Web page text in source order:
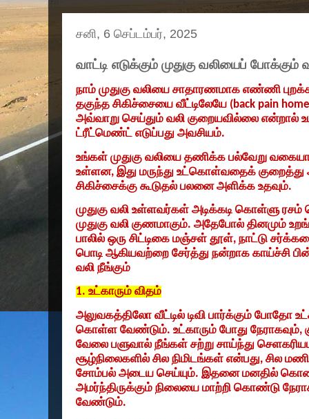
சனி, 6 செப்டம்பர், 2025
வாட்டி எடுக்கும் முதுகு வலியைப் போக்கும்
நாம் முதுகு வலியை சாதாரணமாக எண்ணி
தகுந்த சிகிச்சையை வீட்டிலேயே (back pain
அவ்வாறு செய்தும் வலி குறையவில்லை என்றால்
ட்ரீட்மெண்ட் எடுப்பது அவசியம்.
உங்கள் முதுகு வலியை தணிக்க பல்வேறு
உள்ளன, இது மருந்து உட்கொள்வதைக் குறைத்து
சிகிச்சைக்கு கூடுதல் பலனை அளிக்க உதவும்.
முதுகு வலி உள்ளவர்கள் அடிக்கடி கொள்ளு ரசம்
முதுகு வலி குணமாகும். அதேபோல் தினமும்
பாலில் ஒரு சிட்டிகை மஞ்சள் தூள், நாட்டு
பொடி ஆகியவற்றை சேர்த்து நன்றாக காய்ச்சி
வலி நீங்கும்
1. உட்காரும் விதம்
அலுவகத்திலோ வீட்டில் டிவி பார்க்கும் போதோ
கொள்ள வேண்டும். உட்காரும் போது நேராகவும்,
வேலை பளுவால் நீங்கள் சற்று சாய்ந்து
சூழ்நிலைகளில் சில நிமிடங்கள் என்பது, சில
சோம்பல் அடைய செய்யும். இதனை மனதில்
அமர்ந்திருக்கும் நிலையை மாற்றி கொண்டு
வேண்டும்.